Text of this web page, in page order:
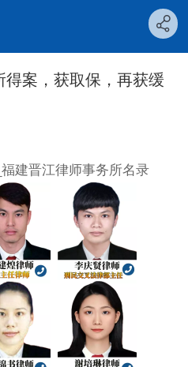
案，获取保，再获缓
建晋江律师事务所名录